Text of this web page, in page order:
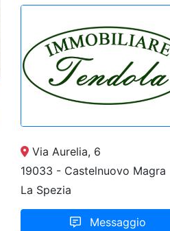
Via Aurelia, 6
19033 - Castelnuovo Magra
La Spezia
Messaggio